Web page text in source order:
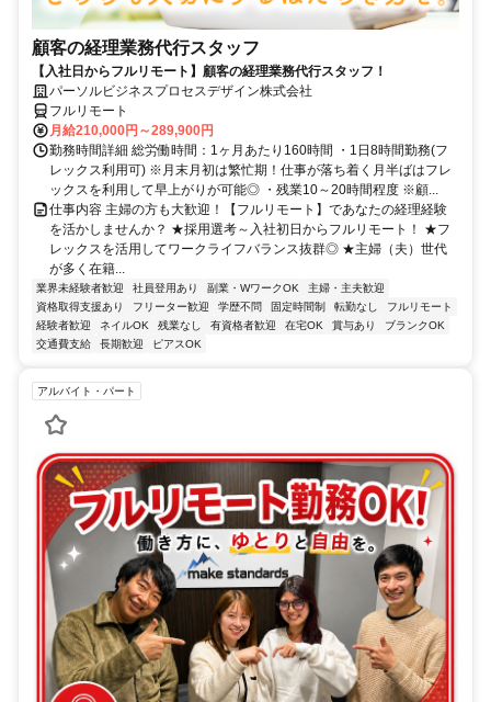
顧客の経理業務代行スタッフ
【入社日からフルリモート】顧客の経理業務代行スタッフ！
パーソルビジネスプロセスデザイン株式会社
フルリモート
月給210,000円～289,900円
勤務時間詳細 総労働時間：1ヶ月あたり160時間 ・1日8時間勤務(フ
レックス利用可) ※月末月初は繁忙期！仕事が落ち着く月半ばはフレ
ックスを利用して早上がりが可能◎ ・残業10～20時間程度 ※顧...
仕事内容 主婦の方も大歓迎！【フルリモート】であなたの経理経験
を活かしませんか？ ★採用選考～入社初日からフルリモート！ ★フ
レックスを活用してワークライフバランス抜群◎ ★主婦（夫）世代
が多く在籍...
業界未経験者歓迎 社員登用あり 副業・WワークOK
主婦・主夫歓迎
資格取得支援あり
フリーター歓迎 学歴不問 固定時間制 転勤なし
フルリモート
経験者歓迎
ネイルOK 残業なし 有資格者歓迎 在宅OK 賞与あり
ブランクOK
交通費支給
長期歓迎 ピアスOK
アルバイト・パート